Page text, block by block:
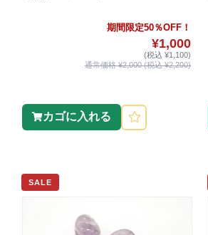
期間限定50％OFF！
¥1,000
(税込 ¥1,100)
通常価格 ¥2,000 (税込 ¥2,200)
カゴに入れる
SALE